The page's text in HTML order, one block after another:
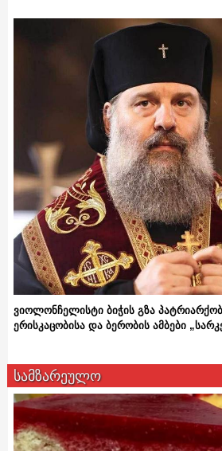
ვიოლონჩელისტი ბიჭის გზა
ერისკაცობისა და ბერობის ამბები
სამზარეულო